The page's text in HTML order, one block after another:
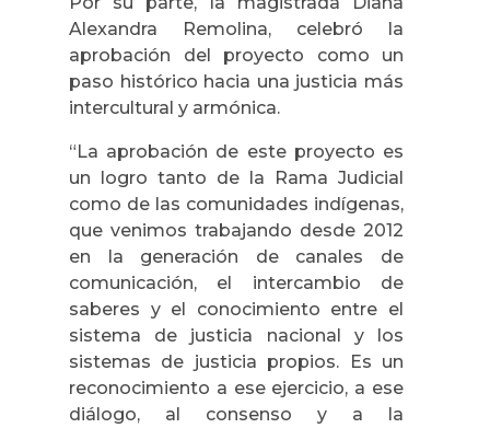
Alexandra Remolina, celebró la
aprobación del proyecto como un
paso histórico hacia una justicia más
intercultural y armónica.
“La aprobación de este proyecto es
un logro tanto de la Rama Judicial
como de las comunidades indígenas,
que venimos trabajando desde 2012
en la generación de canales de
comunicación, el intercambio de
saberes y el conocimiento entre el
sistema de justicia nacional y los
sistemas de justicia propios. Es un
reconocimiento a ese ejercicio, a ese
diálogo, al consenso y a la